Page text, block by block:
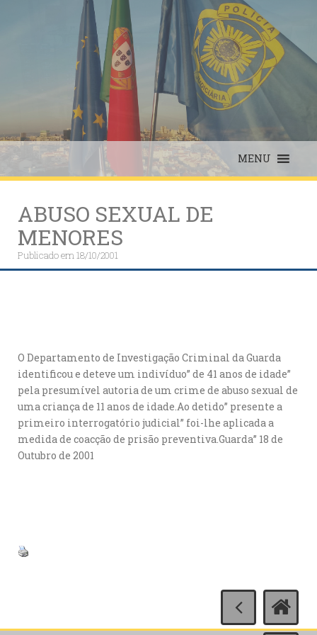
MENU
ABUSO SEXUAL DE
MENORES
Publicado em18/10/2001
O Departamento de Investigação Criminal da Guarda
identificou e deteve um indivíduo” de 41 anos de idade”
pela presumível autoria de um crime de abuso sexual de
uma criança de 11 anos de idade.Ao detido” presente a
primeiro interrogatório judicial” foi-lhe aplicada a
medida de coacção de prisão preventiva.Guarda” 18 de
Outubro de 2001